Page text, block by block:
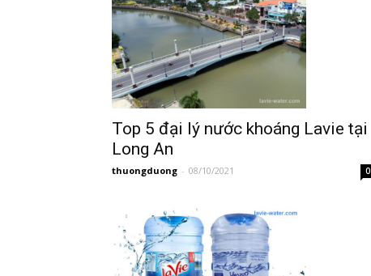
Top 5 đại lý nước khoáng Lavie tại
Long An
thuongduong - 08/10/2021 0